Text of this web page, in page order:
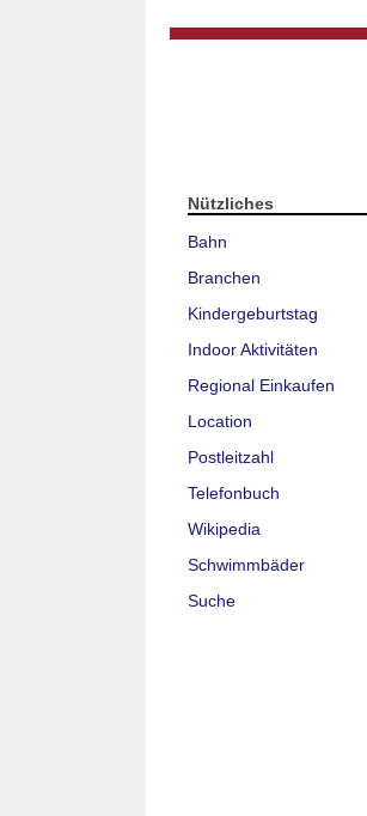
Nützliches
Bahn
Branchen
Kindergeburtstag
Indoor Aktivitäten
Regional Einkaufen
Location
Postleitzahl
Telefonbuch
Wikipedia
Schwimmbäder
Suche